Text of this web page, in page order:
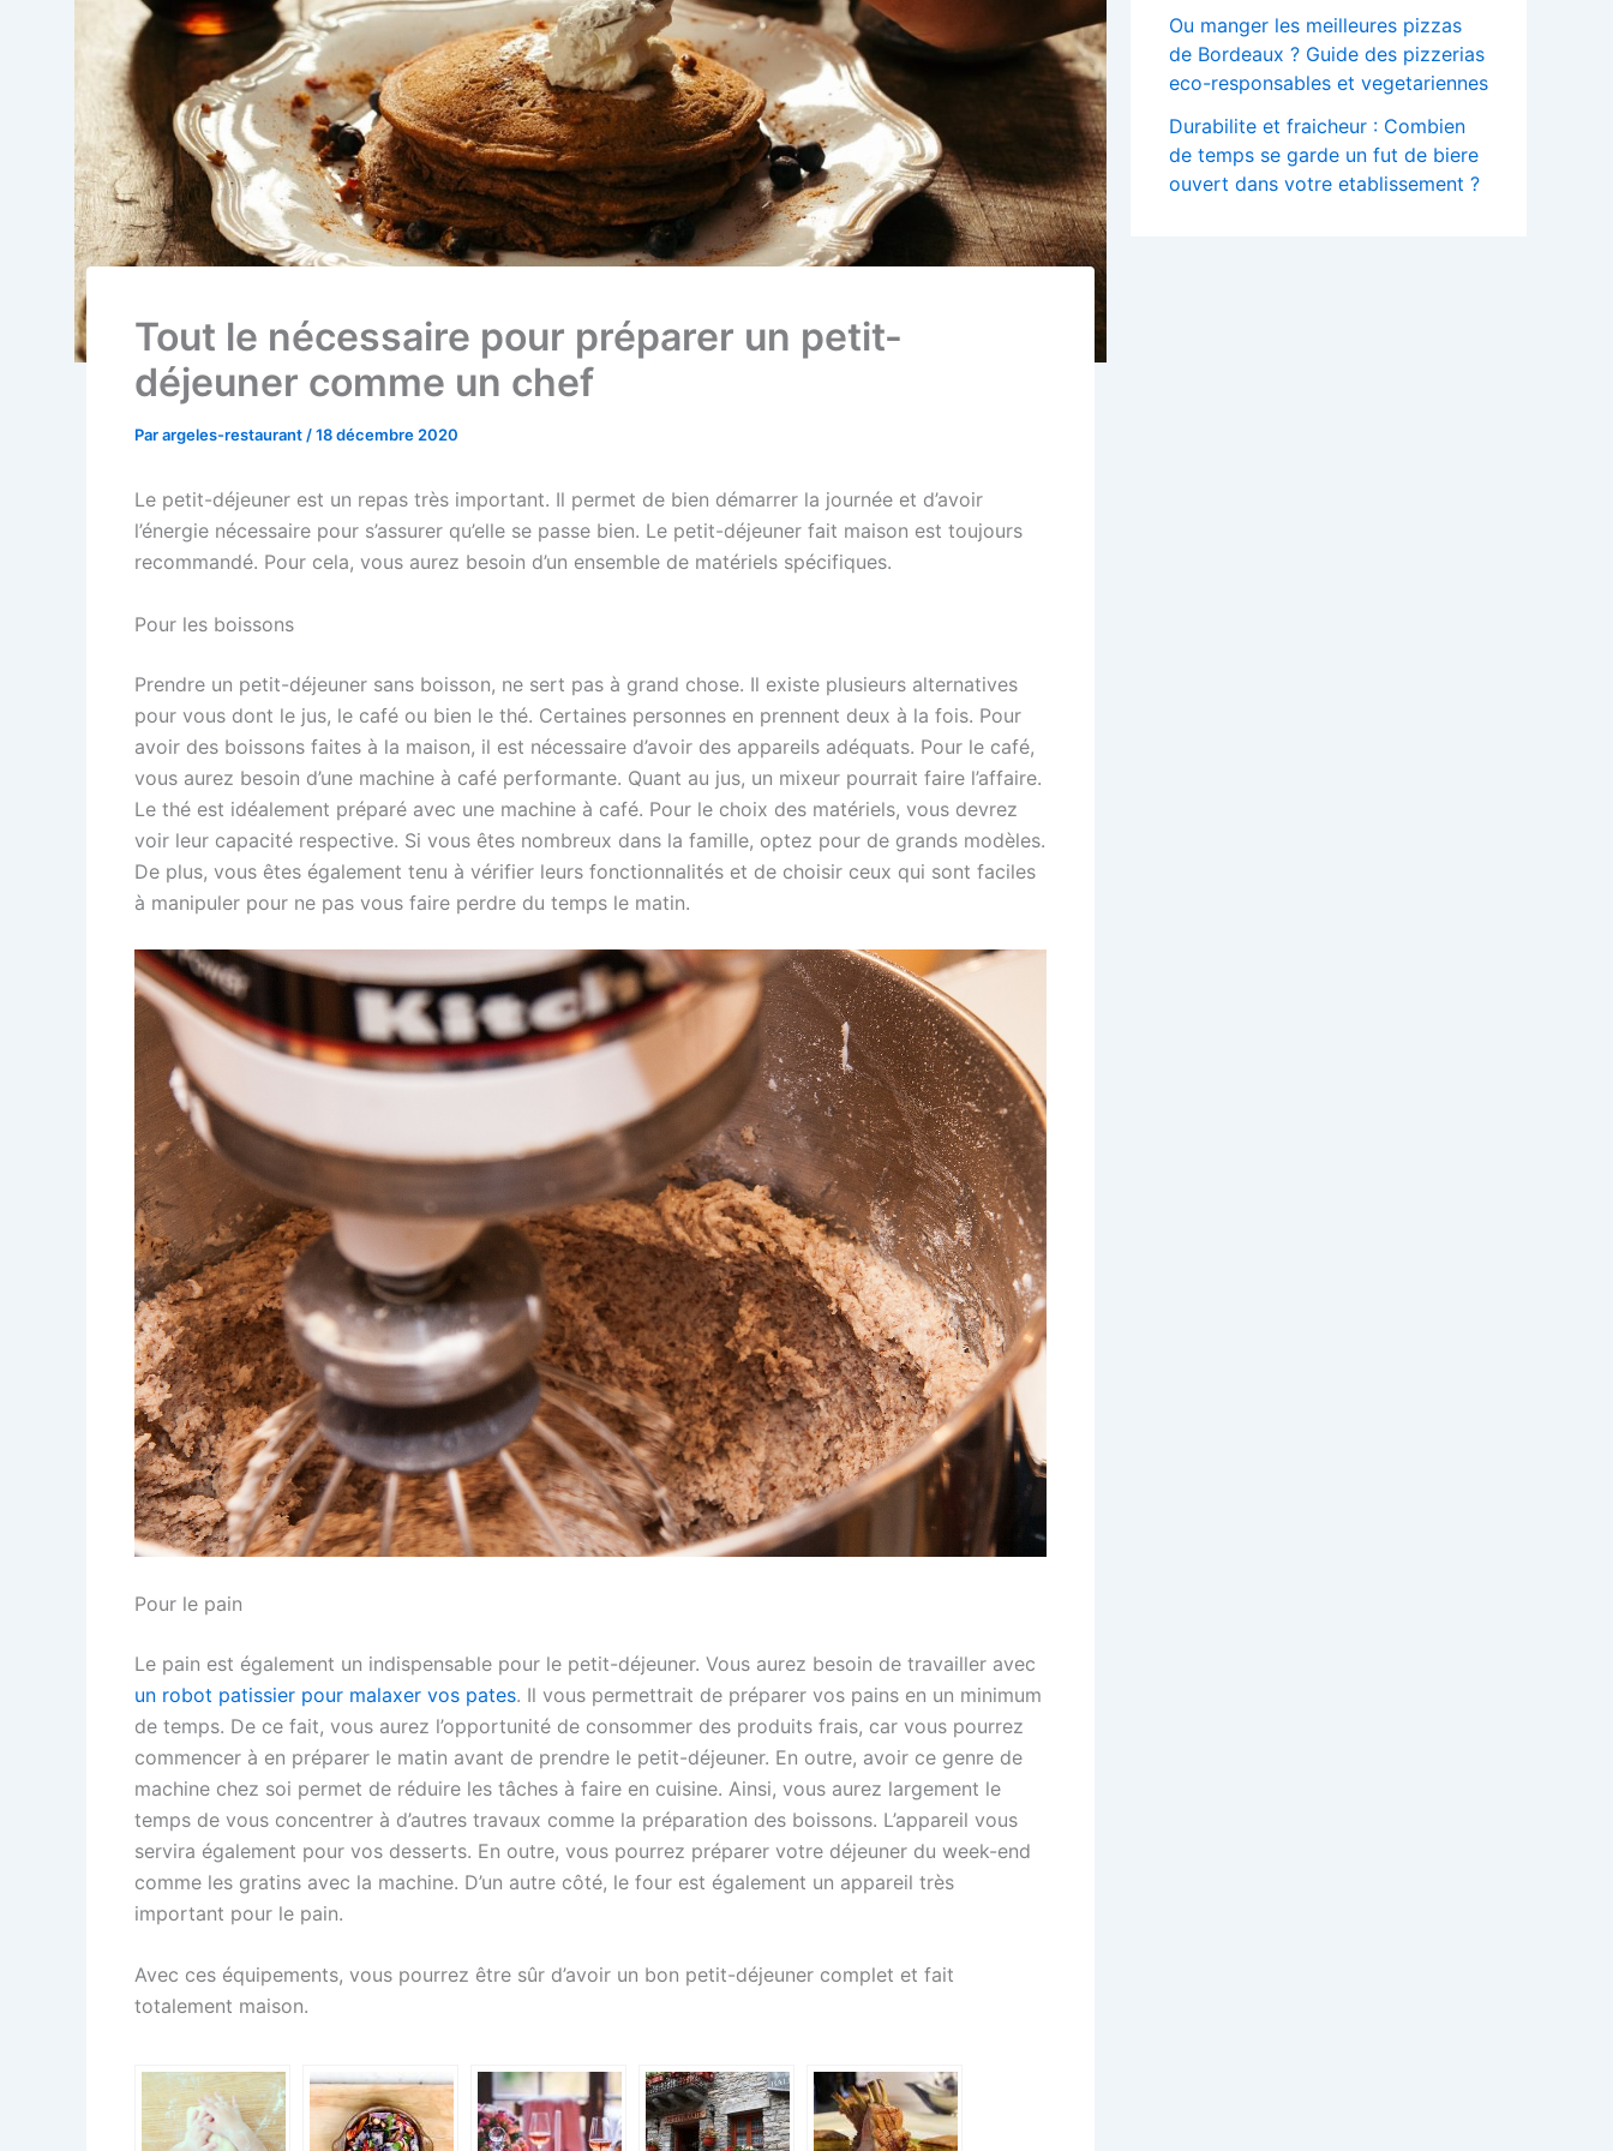
Tout le nécessaire pour préparer un petit-
déjeuner comme un chef
Parargeles-restaurant/18 décembre 2020
Le petit-déjeuner est un repas très important. Il permet de bien démarrer la journée et d’avoir
l’énergie nécessaire pour s’assurer qu’elle se passe bien. Le petit-déjeuner fait maison est toujours
recommandé. Pour cela, vous aurez besoin d’un ensemble de matériels spécifiques.
Pour les boissons
Prendre un petit-déjeuner sans boisson, ne sert pas à grand chose. Il existe plusieurs alternatives
pour vous dont le jus, le café ou bien le thé. Certaines personnes en prennent deux à la fois. Pour
avoir des boissons faites à la maison, il est nécessaire d’avoir des appareils adéquats. Pour le café,
vous aurez besoin d’une machine à café performante. Quant au jus, un mixeur pourrait faire l’affaire.
Le thé est idéalement préparé avec une machine à café. Pour le choix des matériels, vous devrez
voir leur capacité respective. Si vous êtes nombreux dans la famille, optez pour de grands modèles.
De plus, vous êtes également tenu à vérifier leurs fonctionnalités et de choisir ceux qui sont faciles
à manipuler pour ne pas vous faire perdre du temps le matin.
Pour le pain
Le pain est également un indispensable pour le petit-déjeuner. Vous aurez besoin de travailler avec
un robot patissier pour malaxer vos pates. Il vous permettrait de préparer vos pains en un minimum
de temps. De ce fait, vous aurez l’opportunité de consommer des produits frais, car vous pourrez
commencer à en préparer le matin avant de prendre le petit-déjeuner. En outre, avoir ce genre de
machine chez soi permet de réduire les tâches à faire en cuisine. Ainsi, vous aurez largement le
temps de vous concentrer à d’autres travaux comme la préparation des boissons. L’appareil vous
servira également pour vos desserts. En outre, vous pourrez préparer votre déjeuner du week-end
comme les gratins avec la machine. D’un autre côté, le four est également un appareil très
important pour le pain.
Avec ces équipements, vous pourrez être sûr d’avoir un bon petit-déjeuner complet et fait
totalement maison.
Ou manger les meilleures pizzas
de Bordeaux ? Guide des pizzerias
eco-responsables et vegetariennes
Durabilite et fraicheur : Combien
de temps se garde un fut de biere
ouvert dans votre etablissement ?